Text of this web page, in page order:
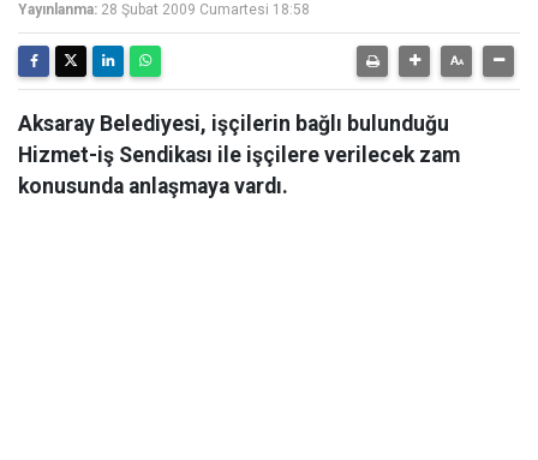
Yayınlanma: 28 Şubat 2009 Cumartesi 18:58
Aksaray Belediyesi, işçilerin bağlı bulunduğu
Hizmet-iş Sendikası ile işçilere verilecek zam
konusunda anlaşmaya vardı.